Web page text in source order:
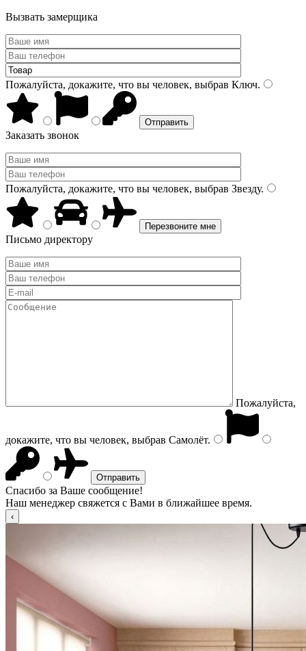
Вызвать замерщика
Пожалуйста, докажите, что вы человек, выбрав Ключ.
Заказать звонок
Пожалуйста, докажите, что вы человек, выбрав Звезду.
Письмо директору
Пожалуйста,
докажите, что вы человек, выбрав Самолёт.
Спасибо за Ваше сообщение!
Наш менеджер свяжется с Вами в ближайшее время.